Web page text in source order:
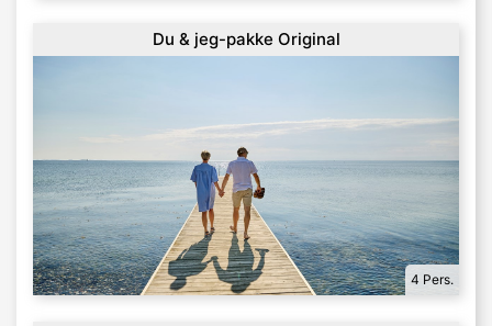
Du & jeg-pakke Original
4 Pers.